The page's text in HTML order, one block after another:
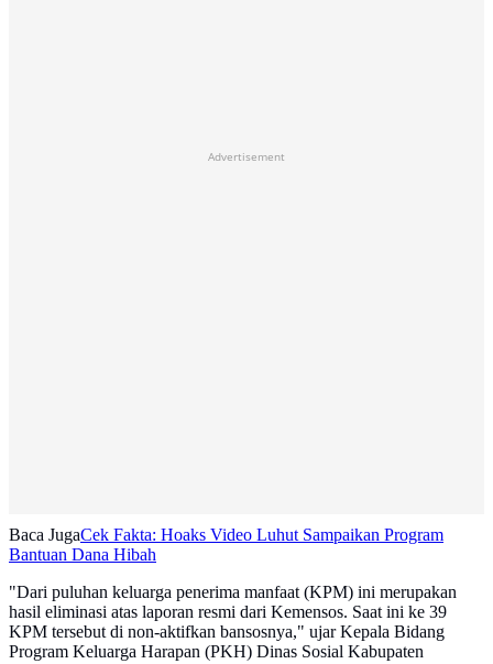
Advertisement
Baca JugaCek Fakta: Hoaks Video Luhut Sampaikan Program
Bantuan Dana Hibah
"Dari puluhan keluarga penerima manfaat (KPM) ini merupakan
hasil eliminasi atas laporan resmi dari Kemensos. Saat ini ke 39
KPM tersebut di non-aktifkan bansosnya," ujar Kepala Bidang
Program Keluarga Harapan (PKH) Dinas Sosial Kabupaten